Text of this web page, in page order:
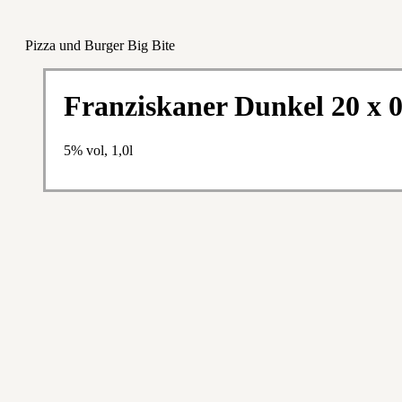
Pizza und Burger Big Bite
Franziskaner Dunkel 20 x
5% vol, 1,0l